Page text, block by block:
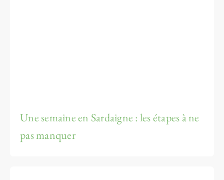
Une semaine en Sardaigne : les étapes à ne
pas manquer